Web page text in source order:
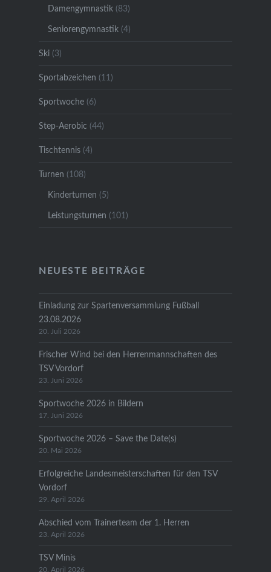
Damengymnastik(83)
Seniorengymnastik(4)
Ski(3)
Sportabzeichen (11)
Sportwoche(6)
Step-Aerobic (44)
Tischtennis(4)
Turnen (108)
Kinderturnen (5)
Leistungsturnen (101)
NEUESTE BEITRÄGE
Einladung zur Spartenversammlung Fußball
23.08.2026
20. Juli 2026
Frischer Wind bei den Herrenmannschaften des
TSV Vordorf
23. Juni 2026
Sportwoche 2026 in Bildern
17. Juni 2026
Sportwoche 2026 – Save the Date(s)
20. Mai 2026
Erfolgreiche Landesmeisterschaften für den TSV
Vordorf
29. April 2026
Abschied vom Trainerteam der 1. Herren
23. April 2026
TSV Minis
20. April 2026